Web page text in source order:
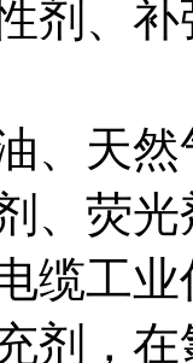
剂、
、天
、荧
缆工
剂，